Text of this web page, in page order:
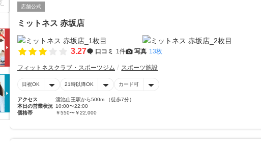
店舗公式
ミットネス 赤坂店
3.27 口コミ 1件 写真 13枚
フィットネスクラブ・スポーツジム スポーツ施設
日祝OK 21時以降OK カード可
アクセス
溜池山王駅から500m （徒歩7分）
本日の営業状況 10:00〜22:00
価格帯
￥550〜￥22,000